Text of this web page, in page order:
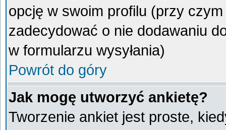
opcję w swoim profilu (przy
zadecydować o nie dodawaniu
w formularzu wysyłania)
Powrót do góry
Jak mogę utworzyć ankietę?
Tworzenie ankiet jest proste,